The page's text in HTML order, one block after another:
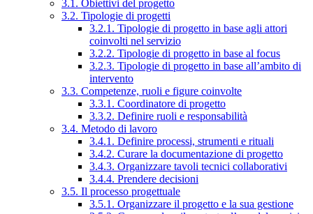
3.1. Obiettivi del progetto
3.2. Tipologie di progetti
3.2.1. Tipologie di progetto in base agli attori
coinvolti nel servizio
3.2.2. Tipologie di progetto in base al focus
3.2.3. Tipologie di progetto in base all’ambito di
intervento
3.3. Competenze, ruoli e figure coinvolte
3.3.1. Coordinatore di progetto
3.3.2. Definire ruoli e responsabilità
3.4. Metodo di lavoro
3.4.1. Definire processi, strumenti e rituali
3.4.2. Curare la documentazione di progetto
3.4.3. Organizzare tavoli tecnici collaborativi
3.4.4. Prendere decisioni
3.5. Il processo progettuale
3.5.1. Organizzare il progetto e la sua gestione